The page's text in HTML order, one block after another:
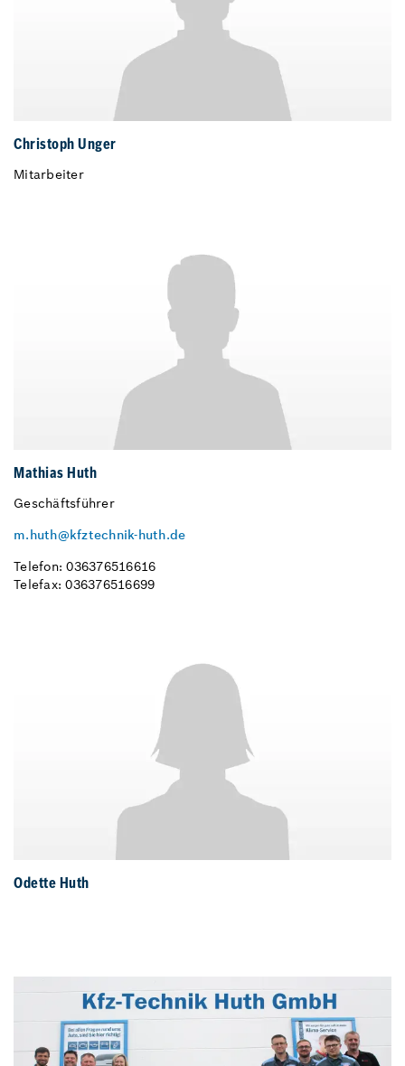
Christoph Unger
Mitarbeiter
Mathias Huth
Geschäftsführer
m.huth@kfztechnik-huth.de
Telefon: 036376516616
Telefax: 036376516699
Odette Huth